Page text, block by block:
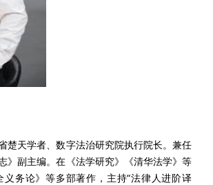
楚天学者、数字法治研究院执行院长。兼任
》副主编。在《法学研究》《清华法学》等
务论》等多部著作，主持“法律人进阶译